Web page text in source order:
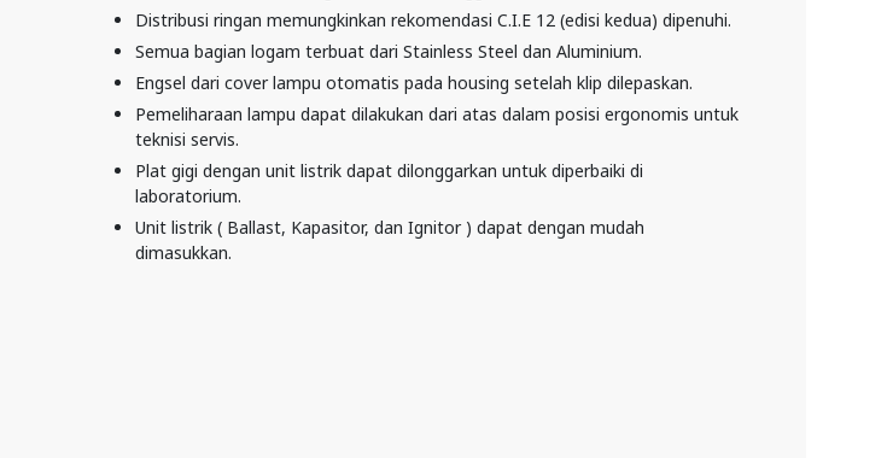
Distribusi ringan memungkinkan rekomendasi C.I.E 12 (edisi kedua) dipenuhi.
Semua bagian logam terbuat dari Stainless Steel dan Aluminium.
Engsel dari cover lampu otomatis pada housing setelah klip dilepaskan.
Pemeliharaan lampu dapat dilakukan dari atas dalam posisi ergonomis untuk
teknisi servis.
Plat gigi dengan unit listrik dapat dilonggarkan untuk diperbaiki di
laboratorium.
Unit listrik ( Ballast, Kapasitor, dan Ignitor ) dapat dengan mudah
dimasukkan.